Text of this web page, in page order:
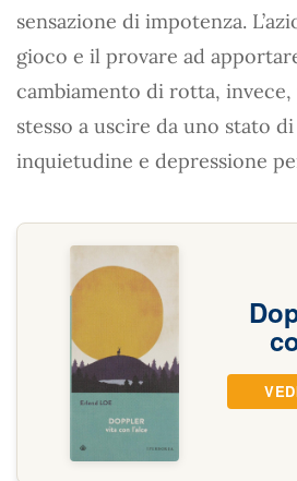
sensazione di impotenza.
gioco e il provare ad
cambiamento di rotta,
stesso a uscire da uno stato
inquietudine e depressione